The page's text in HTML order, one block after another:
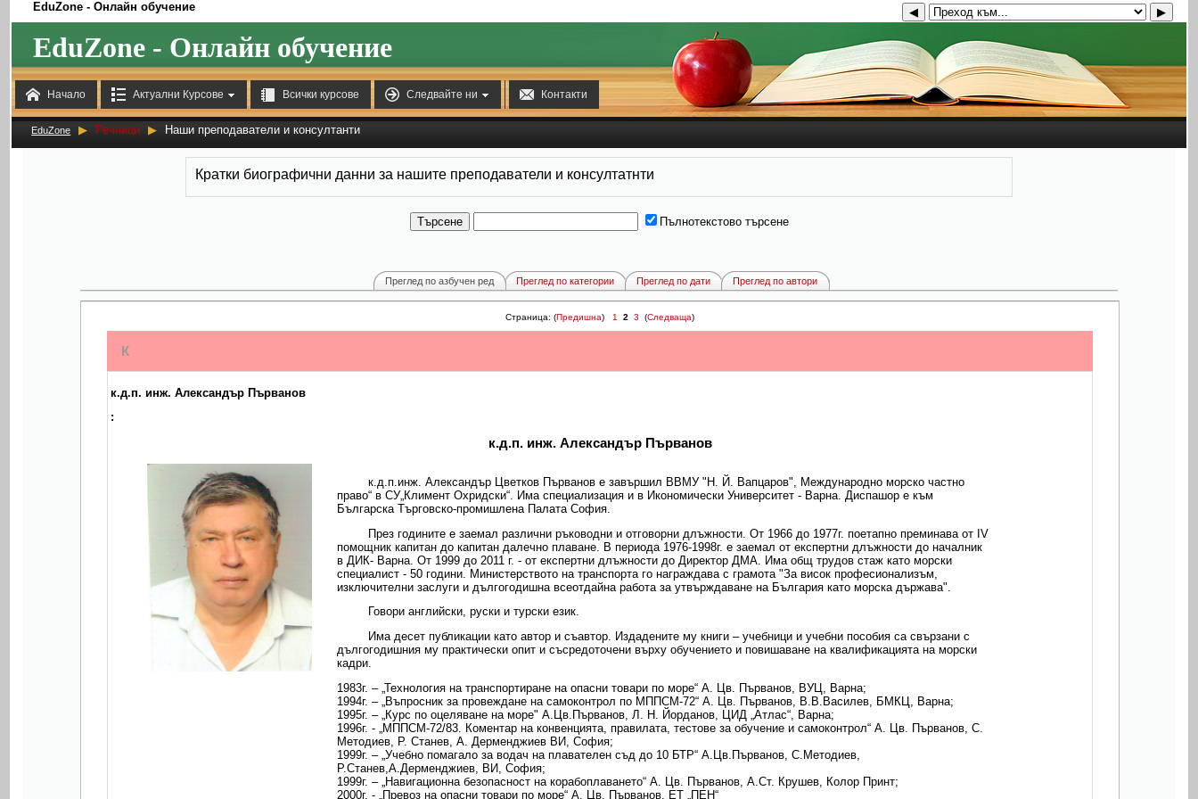
 Начало  Актуални Курсове  Всички курсове  Следвайте ни  Контакти
EduZone - Онлайн обучение ◀ ▶
EduZone - Онлайн обучение
EduZone ▶ Речници ▶ Наши преподаватели и консултанти
Кратки биографични данни за нашите преподаватели и консултатнти
Пълнотекстово търсене
Преглед по азбучен ред Преглед по категории Преглед по дати Преглед по автори
Страница: (Предишна) 1 2 3 (Следваща)
К
к.д.п. инж. Александър Първанов
:
к.д.п. инж. Александър Първанов
к.д.п.инж. Александър Цветков Първанов е завършил ВВМУ "Н. Й. Вапцаров", Международно морско частно
право“ в СУ„Климент Охридски“. Има специализация и в Икономически Университет - Варна. Диспашор е към
Българска Търговско-промишлена Палата София.
През годините е заемал различни ръководни и отговорни длъжности. От 1966 до 1977г. поетапно преминава от IV
помощник капитан до капитан далечно плаване. В периода 1976-1998г. е заемал от експертни длъжности до началник
в ДИК- Варна. От 1999 до 2011 г. - от експертни длъжности до Директор ДМА. Има общ трудов стаж като морски
специалист - 50 години. Министерството на транспорта го награждава с грамота "За висок професионализъм,
изключителни заслуги и дългогодишна всеотдайна работа за утвърждаване на България като морска държава".
Говори английски, руски и турски език.
Има десет публикации като автор и съавтор. Издадените му книги – учебници и учебни пособия са свързани с
дългогодишния му практически опит и съсредоточени върху обучението и повишаване на квалификацията на морски
кадри.
1983г. – „Технология на транспортиране на опасни товари по море“ А. Цв. Първанов, ВУЦ, Варна;
1994г. – „Въпросник за провеждане на самоконтрол по МППСМ-72“ А. Цв. Първанов, В.В.Василев, БМКЦ, Варна;
1995г. – „Курс по оцеляване на море" А.Цв.Първанов, Л. Н. Йорданов, ЦИД „Атлас“, Варна;
1996г. - „МППСМ-72/83. Коментар на конвенцията, правилата, тестове за обучение и самоконтрол“ А. Цв. Първанов, С.
Методиев, Р. Станев, А. Дерменджиев ВИ, София;
1999г. – „Учебно помагало за водач на плавателен съд до 10 БТР“ А.Цв.Първанов, С.Методиев,
Р.Станев,А.Дерменджиев, ВИ, София;
1999г. – „Навигационна безопасност на корабоплаването“ А. Цв. Първанов, А.Ст. Крушев, Колор Принт;
2000г. - „Превоз на опасни товари по море“ А. Цв. Първанов, ЕТ „ПЕН“